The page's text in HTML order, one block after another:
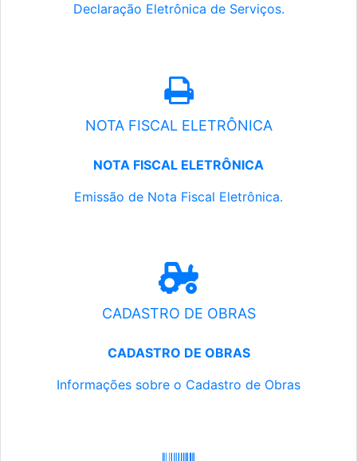
Declaração Eletrônica de Serviços.
NOTA FISCAL ELETRÔNICA
NOTA FISCAL ELETRÔNICA
Emissão de Nota Fiscal Eletrônica.
CADASTRO DE OBRAS
CADASTRO DE OBRAS
Informações sobre o Cadastro de Obras